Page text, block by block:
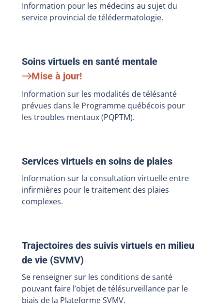
Information pour les médecins au sujet du
service provincial de télédermatologie.
Soins virtuels en santé mentale
Mise à jour!
Information sur les modalités de télésanté
prévues dans le Programme québécois pour
les troubles mentaux (PQPTM).
Services virtuels en soins de plaies
Information sur la consultation virtuelle entre
infirmières pour le traitement des plaies
complexes.
Trajectoires des suivis virtuels en milieu
de vie (SVMV)
Se renseigner sur les conditions de santé
pouvant faire l’objet de télésurveillance par le
biais de la Plateforme SVMV.